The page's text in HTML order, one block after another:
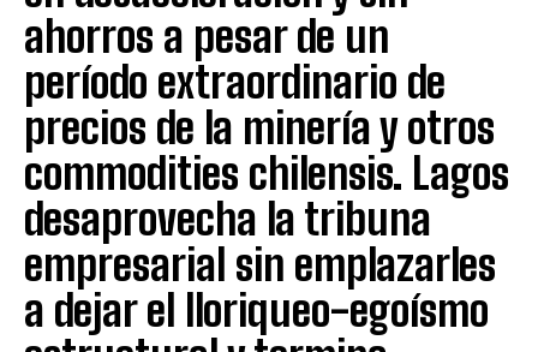
ahorros a pesar de un
período extraordinario de
precios de la minería y otros
commodities chilensis. Lagos
desaprovecha la tribuna
empresarial sin emplazarles
a dejar el lloriqueo-egoísmo